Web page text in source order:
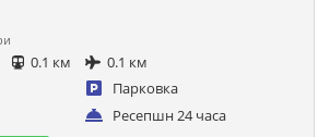
0.1 км
0.1 км
Парковка
Ресепшн 24 часа